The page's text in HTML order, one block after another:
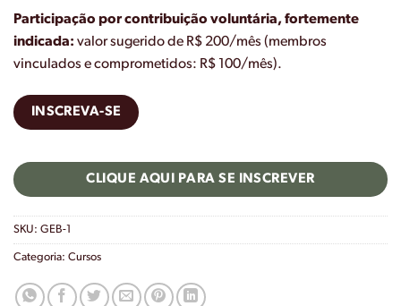
Participação por contribuição voluntária, fortemente
indicada: valor sugerido de R$ 200/mês (membros
vinculados e comprometidos: R$ 100/mês).
INSCREVA-SE
CLIQUE AQUI PARA SE INSCREVER
SKU: GEB-1
Categoria: Cursos